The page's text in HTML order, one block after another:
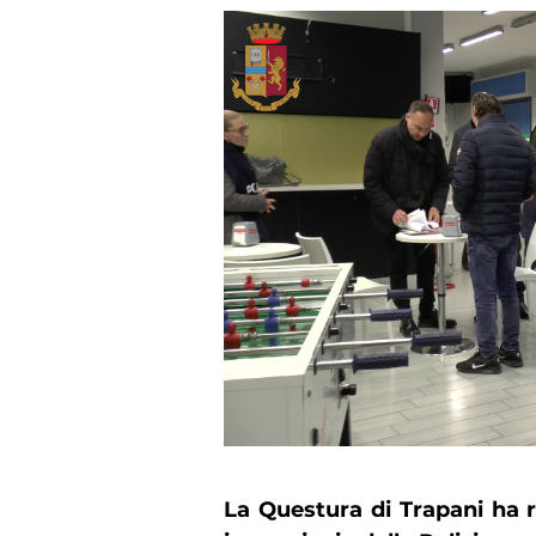
La Questura di Trapani